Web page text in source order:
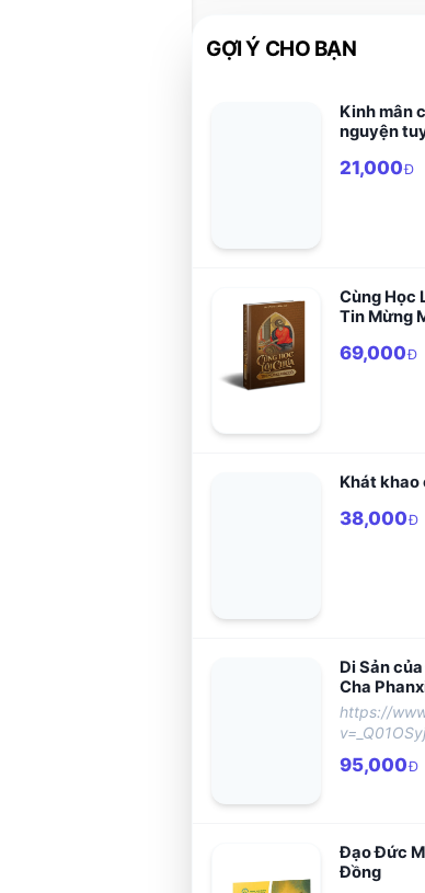
GỢI Ý CHO BẠN
Kinh mân
nguyện
21,000Đ
Cùng Học
Tin Mừng
69,000Đ
Khát khao
38,000Đ
Di Sản
Cha
Học, Mục
Mơ Hiệp
https://
95,000Đ
Đạo Đức
Đồng